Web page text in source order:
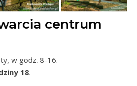
centrum
w godz. 8-16.
18.